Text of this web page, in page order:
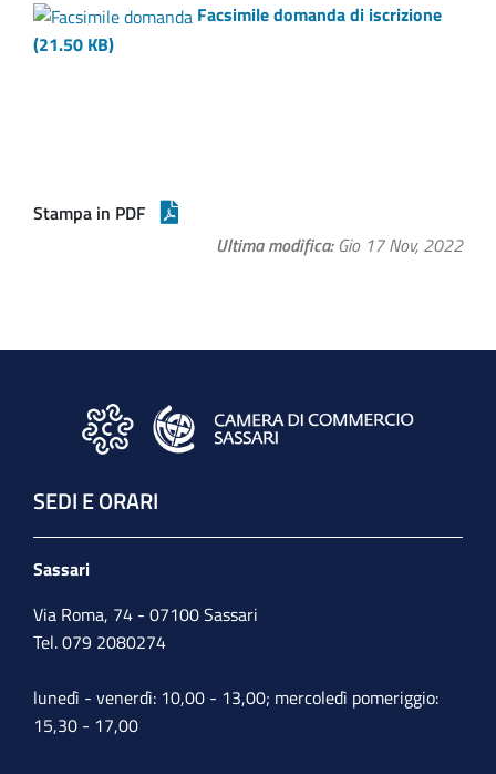
Facsimile domanda di iscrizione
(21.50 KB)
Stampa in PDF
Ultima modifica Gio 17 Nov, 2022
SEDI E ORARI
Sassari
Via Roma, 74 - 07100 Sassari
Tel. 079 2080274
lunedì - venerdì: 10,00 - 13,00; mercoledì pomeriggio:
15,30 - 17,00